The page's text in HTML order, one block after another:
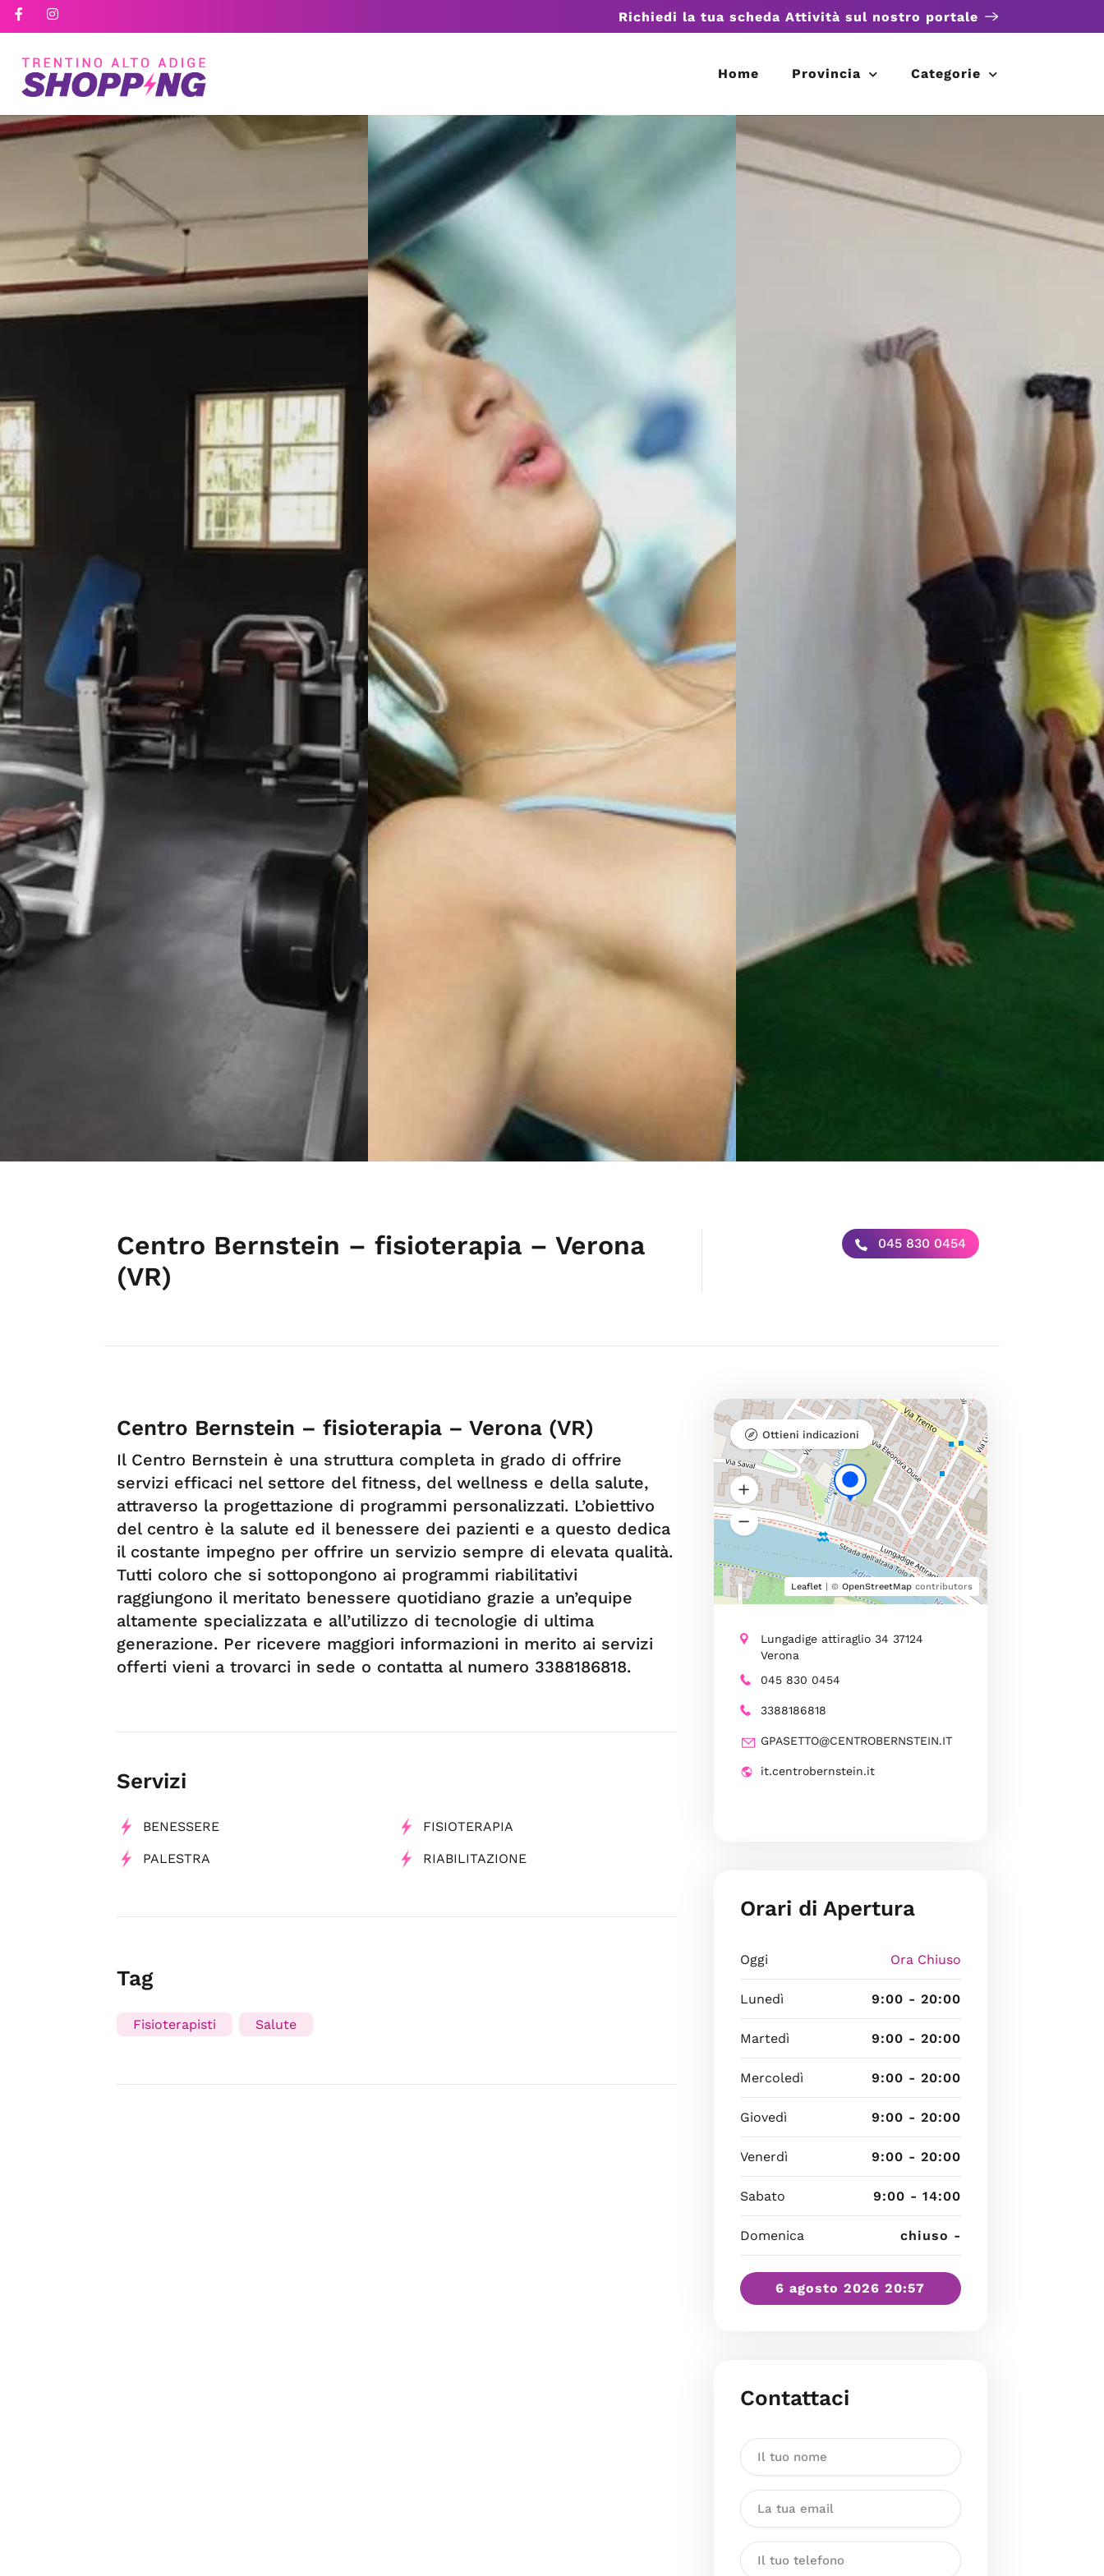
Richiedi la tua scheda Attività sul nostro portale
Home Provincia Categorie
Centro Bernstein – fisioterapia – Verona
(VR)
045 830 0454
Centro Bernstein – fisioterapia – Verona (VR)
Il Centro Bernstein è una struttura completa in grado di offrire
servizi efficaci nel settore del fitness, del wellness e della salute,
attraverso la progettazione di programmi personalizzati. L’obiettivo
del centro è la salute ed il benessere dei pazienti e a questo dedica
il costante impegno per offrire un servizio sempre di elevata qualità.
Tutti coloro che si sottopongono ai programmi riabilitativi
raggiungono il meritato benessere quotidiano grazie a un’equipe
altamente specializzata e all’utilizzo di tecnologie di ultima
generazione. Per ricevere maggiori informazioni in merito ai servizi
offerti vieni a trovarci in sede o contatta al numero 3388186818.
Servizi
BENESSERE FISIOTERAPIA
PALESTRA RIABILITAZIONE
Tag
Fisioterapisti Salute
Leaflet| © OpenStreetMapcontributors
Ottieni indicazioni
Lungadige attiraglio 34 37124
Verona
045 830 0454
3388186818
GPASETTO@CENTROBERNSTEIN.IT
it.centrobernstein.it
Orari di Apertura
Oggi Ora Chiuso
Lunedì 9:00 - 20:00
Martedì 9:00 - 20:00
Mercoledì 9:00 - 20:00
Giovedì 9:00 - 20:00
Venerdì 9:00 - 20:00
Sabato 9:00 - 14:00
Domenica chiuso -
6 agosto 2026 20:57
Contattaci